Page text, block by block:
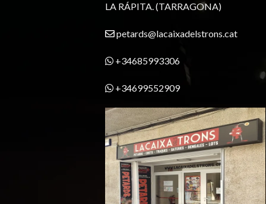
LA RÁPITA.(TARRAGONA)
petards@lacaixadelstrons.cat
+34685993306
+34699552909